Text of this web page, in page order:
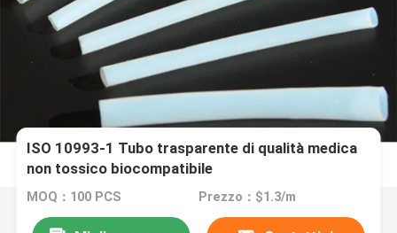
ISO 10993-1 Tubo trasparente di qualità medica
non tossico biocompatibile
MOQ：100 PCS Prezzo：$1.3/m